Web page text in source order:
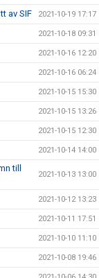
av SIF 2021-10-19 17:17
2021-10-18 09:31
2021-10-16 12:20
2021-10-16 06:24
2021-10-15 15:30
2021-10-15 13:26
2021-10-15 12:30
2021-10-14 14:00
till
2021-10-13 13:00
2021-10-12 13:23
2021-10-11 17:51
2021-10-10 11:10
2021-10-08 19:46